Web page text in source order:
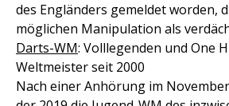
des Engländers gemeldet worden,
möglichen Manipulation als
Darts-WM: Volllegenden und One
Weltmeister seit 2000
Nach einer Anhörung im